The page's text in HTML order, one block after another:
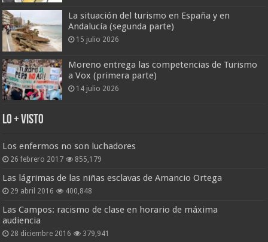
La situación del turismo en España y en
Andalucía (segunda parte)
15 julio 2026
Moreno entrega las competencias de Turismo
a Vox (primera parte)
14 julio 2026
Lo + Visto
Los enfermos no son luchadores
26 febrero 2017 855,179
Las lágrimas de las niñas esclavas de Amancio Ortega
29 abril 2016 400,848
Las Campos: racismo de clase en horario de máxima
audiencia
28 diciembre 2016 379,941